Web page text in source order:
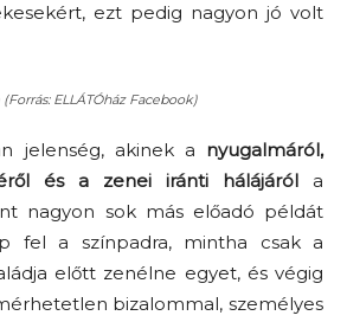
ezt pedig nagyon jó volt
ELLÁTÓház Facebook)
jelenség, akinek a nyugalmáról,
és a zenei iránti hálájáról a
nagyon sok más előadó példát
fel a színpadra, mintha csak a
előtt zenélne egyet, és végig
bizalommal, személyes